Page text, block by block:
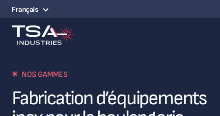
Français
NOS GAMMES
Fabrication d’équipements